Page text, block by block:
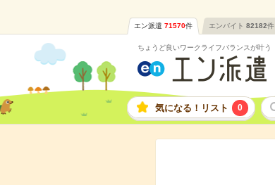
エン派遣 71570件 エンバイト 82182件
ちょうど良いワークライフバランスが叶う
気になる！リスト 0